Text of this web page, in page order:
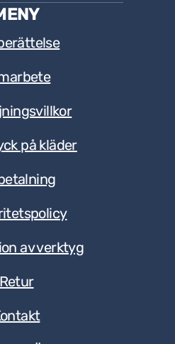
på kläder
av verktyg
Retur